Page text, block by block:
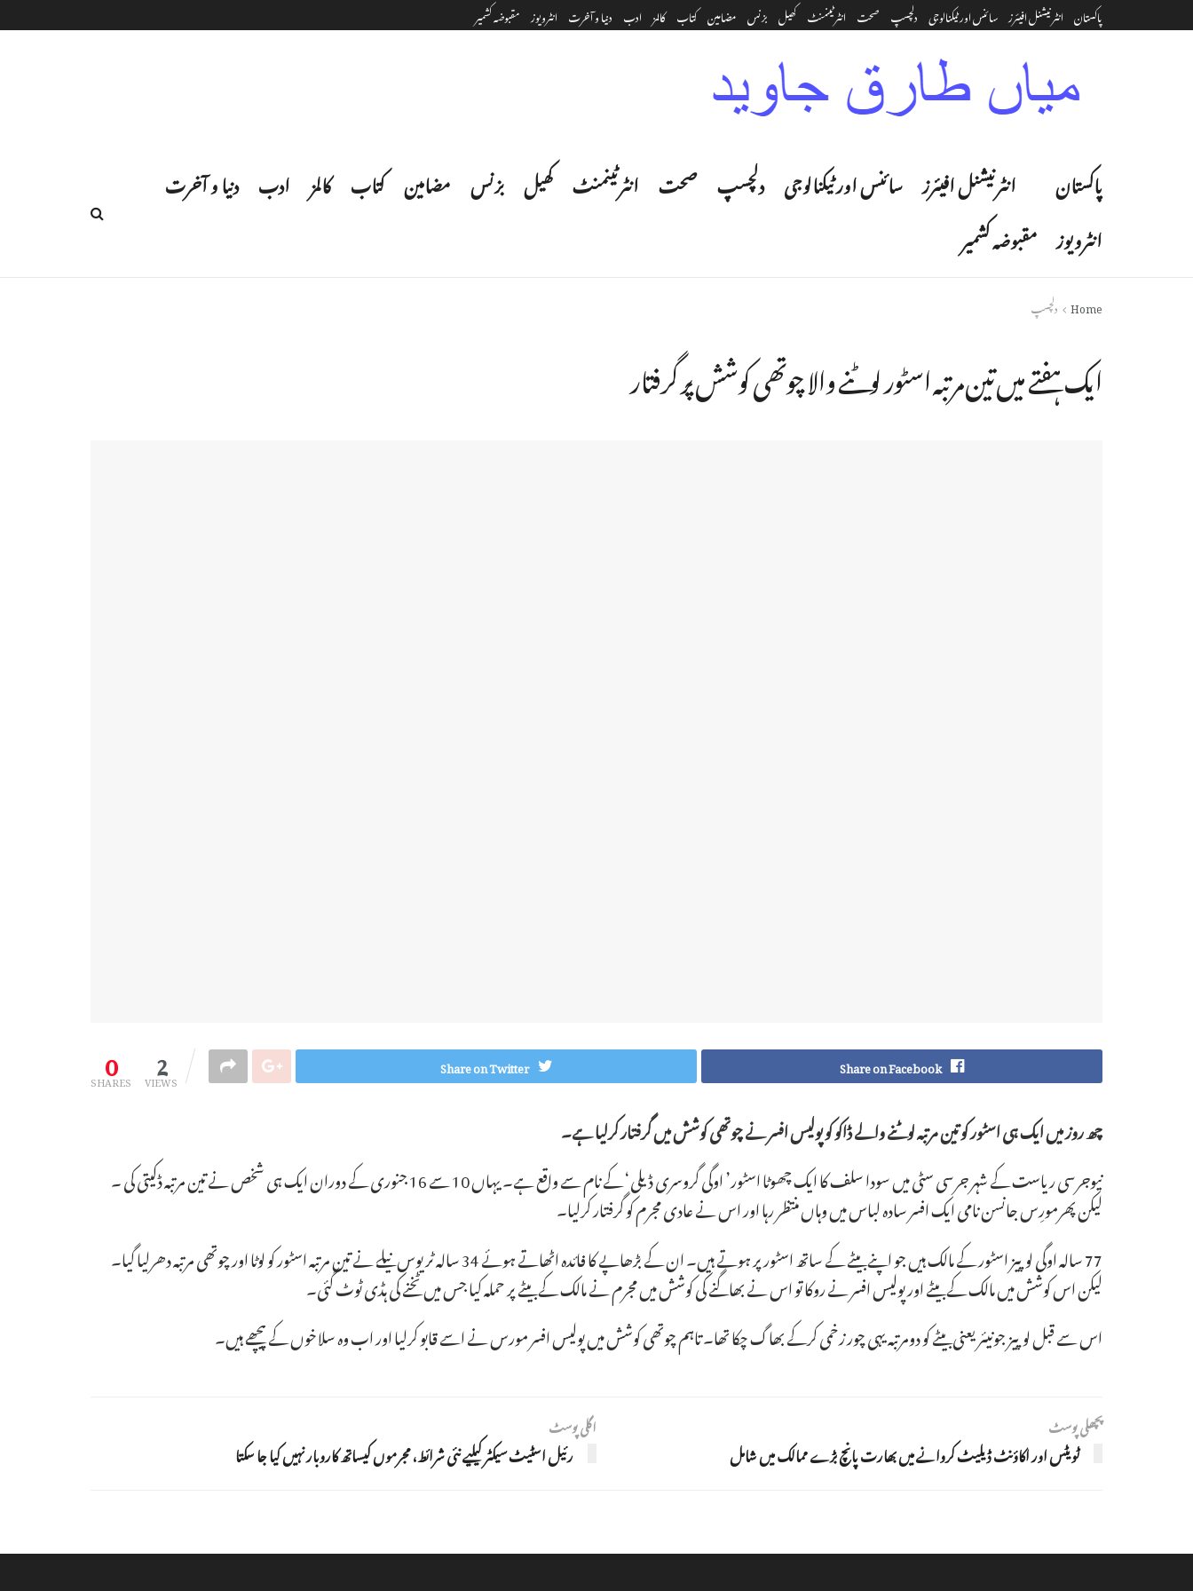
پاکستان انٹرنیشنل افیئرز سائنس اور ٹیکنالوجی دلچسپ صحت انٹرٹینمنٹ‎ کھیل بزنس مضامین کتاب کالمز ادب دنیا و آخرت انٹرویوز مقبوضہ کشمیر
پاکستان انٹرنیشنل افیئرز سائنس اور ٹیکنالوجی دلچسپ صحت انٹرٹینمنٹ‎ کھیل بزنس مضامین کتاب کالمز ادب دنیا و آخرت
انٹرویوز مقبوضہ کشمیر
Home دلچسپ
ایک ہفتے میں تین مرتبہ اسٹور لوٹنے والا چوتھی کوشش پر گرفتار
0
SHARES 2
VIEWS Share on Facebook
Share on Twitter
چھ روز میں ایک ہی اسٹور کو تین مرتبہ لوٹنے والے ڈاکو کو پولیس افسر نے چوتھی کوشش میں گرفتار کرلیا ہے۔
نیوجرسی ریاست کے شہر جرسی سٹی میں سودا سلف کا ایک چھوٹا اسٹور’ اوگی گروسری ڈیلی‘ کے نام سے واقع ہے۔ یہاں 10 سے 16 جنوری کے دوران ایک ہی شخص نے تین مرتبہ ڈکیتی کی ۔
لیکن پھرمورِس جانسن نامی ایک افسر سادہ لباس میں وہاں منتظر رہا اور اس نے عادی مجرم کو گرفتار کرلیا۔
77 سالہ اوگی لوپیز اسٹور کے مالک ہیں جو اپنے بیٹے کے ساتھ اسٹور پر ہوتے ہیں۔ ان کے بڑھاپے کا فائدہ اٹھاتے ہوئے 34 سالہ ٹریوس نیلے نے تین مرتبہ اسٹور کو لوٹا اور چوتھی مرتبہ دھرلیا گیا۔
لیکن اس کوشش میں مالک کے بیٹے اور پولیس افسر نے روکا تو اس نے بھاگنے کی کوشش میں مجرم نے مالک کے بیٹے پر حملہ کیا جس میں ٹخنے کی ہڈی ٹوٹ گئی۔
اس سے قبل لوپیز جونیئر یعنی بیٹے کو دومرتبہ یہی چور زخمی کرکے بھاگ چکا تھا۔ تاہم چوتھی کوشش میں پولیس افسر مورس نے اسے قابو کرلیا اور اب وہ سلاخوں کے پیچھے ہیں۔
پچھلی پوسٹ
ٹویٹس اور اکاؤنٹ ڈیلیٹ کروانے میں بھارت پانچ بڑے ممالک میں شامل
اگلی پوسٹ
رئیل اسٹیٹ سیکٹر کیلیے نئی شرائط، مجرموں کیساتھ کاروبار نہیں کیا جا سکتا